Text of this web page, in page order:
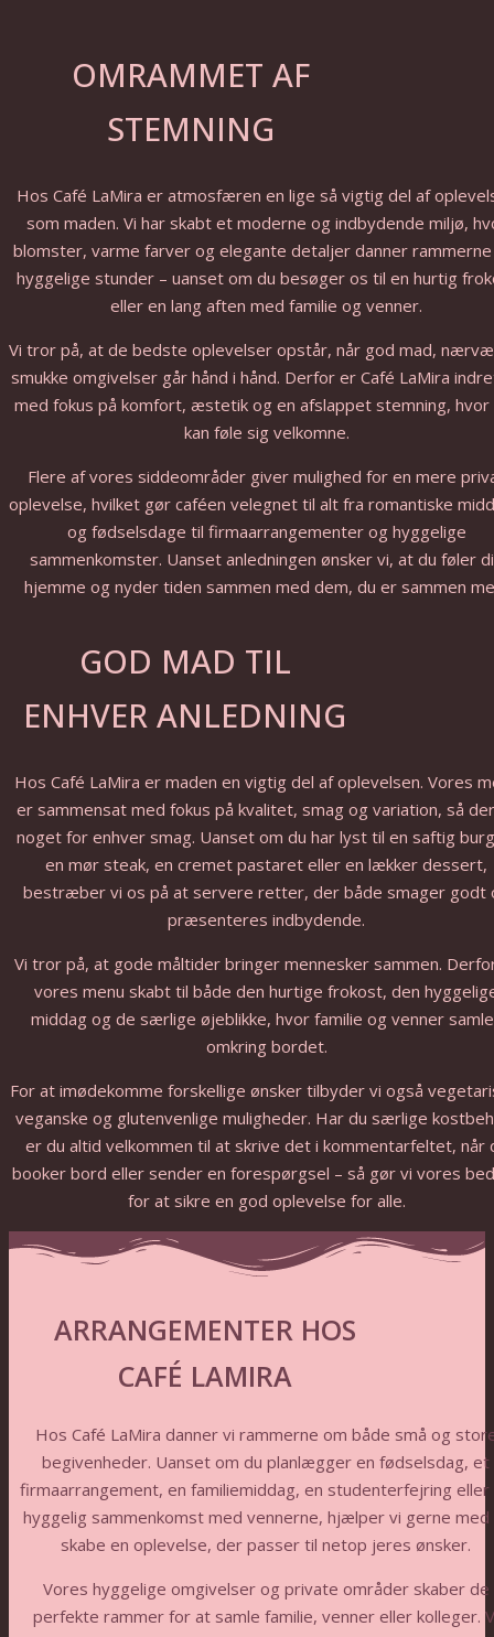
OMRAMMET AF
STEMNING
Hos Café LaMira er atmosfæren en lige så vigtig del af
som maden. Vi har skabt et moderne og indbydende miljø,
blomster, varme farver og elegante detaljer danner
hyggelige stunder – uanset om du besøger os til en hurtig
eller en lang aften med familie og venner.
Vi tror på, at de bedste oplevelser opstår, når god mad,
smukke omgivelser går hånd i hånd. Derfor er Café LaMira
med fokus på komfort, æstetik og en afslappet stemning, hvor
kan føle sig velkomne.
Flere af vores siddeområder giver mulighed for en mere
oplevelse, hvilket gør caféen velegnet til alt fra romantiske
og fødselsdage til firmaarrangementer og hyggelige
sammenkomster. Uanset anledningen ønsker vi, at du føler
hjemme og nyder tiden sammen med dem, du er sammen
GOD MAD TIL
ENHVER ANLEDNING
Hos Café LaMira er maden en vigtig del af oplevelsen. Vores
er sammensat med fokus på kvalitet, smag og variation, så
noget for enhver smag. Uanset om du har lyst til en saftig
en mør steak, en cremet pastaret eller en lækker dessert,
bestræber vi os på at servere retter, der både smager godt
præsenteres indbydende.
Vi tror på, at gode måltider bringer mennesker sammen.
vores menu skabt til både den hurtige frokost, den
middag og de særlige øjeblikke, hvor familie og venner
omkring bordet.
For at imødekomme forskellige ønsker tilbyder vi også
veganske og glutenvenlige muligheder. Har du særlige
er du altid velkommen til at skrive det i kommentarfeltet, når
booker bord eller sender en forespørgsel – så gør vi vores
for at sikre en god oplevelse for alle.
ARRANGEMENTER HOS
CAFÉ LAMIRA
Hos Café LaMira danner vi rammerne om både små og
begivenheder. Uanset om du planlægger en fødselsdag, et
firmaarrangement, en familiemiddag, en studenterfejring eller
hyggelig sammenkomst med vennerne, hjælper vi gerne med
skabe en oplevelse, der passer til netop jeres ønsker.
Vores hyggelige omgivelser og private områder skaber de
perfekte rammer for at samle familie, venner eller kolleger.